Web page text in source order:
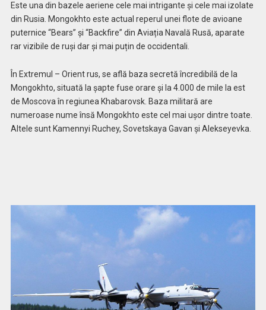
Este una din bazele aeriene cele mai intrigante și cele mai izolate
din Rusia. Mongokhto este actual reperul unei flote de avioane
puternice “Bears” și “Backfire” din Aviația Navală Rusă, aparate
rar vizibile de ruși dar și mai puțin de occidentali.
În Extremul – Orient rus, se află baza secretă încredibilă de la
Mongokhto, situată la șapte fuse orare și la 4.000 de mile la est
de Moscova în regiunea Khabarovsk. Baza militară are
numeroase nume însă Mongokhto este cel mai ușor dintre toate.
Altele sunt Kamennyi Ruchey, Sovetskaya Gavan și Alekseyevka.